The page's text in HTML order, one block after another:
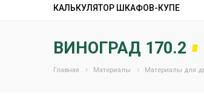
КАЛЬКУЛЯТОР ШКАФОВ-КУПЕ
ВИНОГРАД 170.2
Главная Материалы Материалы для